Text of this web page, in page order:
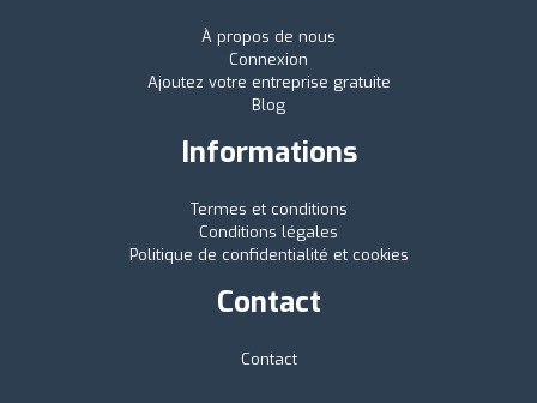
À propos de nous
Connexion
Ajoutez votre entreprise gratuite
Blog
Informations
Termes et conditions
Conditions légales
Politique de confidentialité et cookies
Contact
Contact